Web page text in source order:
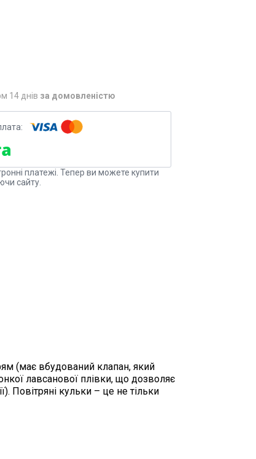
14 днів за домовленістю
платежі. Тепер ви можете купити
сайту.
(має вбудований клапан, який
лавсанової плівки, що дозволяє
Повітряні кульки – це не тільки